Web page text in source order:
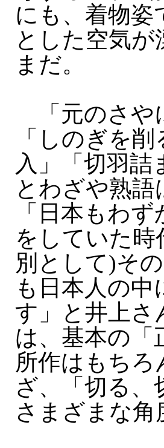
にも、着物姿
とした空気
まだ。
「元のさや
「しのぎを
入」「切羽
とわざや熟
「日本もわ
をしていた
別として)そ
も日本人の
す」と井上さ
は、基本の「
所作はもち
ざ、「切る
さまざまな